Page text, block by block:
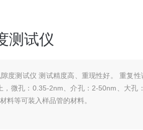
测试仪
度测试仪 测试精度高、重现性好。 重复
，微孔：0.35-2nm、介孔：2-50nm、大孔
料等可装入样品管的材料。